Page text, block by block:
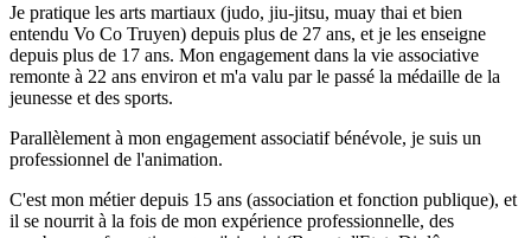
Je pratique les arts martiaux (judo, jiu-jitsu, muay thai et bien
entendu Vo Co Truyen) depuis plus de 27 ans, et je les enseigne
depuis plus de 17 ans. Mon engagement dans la vie associative
remonte à 22 ans environ et m'a valu par le passé la médaille de la
jeunesse et des sports.
Parallèlement à mon engagement associatif bénévole, je suis un
professionnel de l'animation.
C'est mon métier depuis 15 ans (association et fonction publique), et
il se nourrit à la fois de mon expérience professionnelle, des